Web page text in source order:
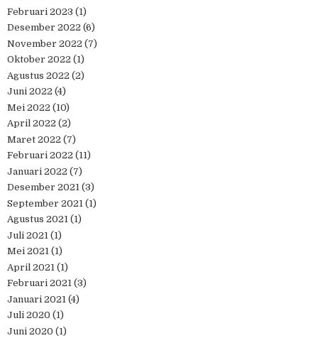
Februari 2023 (1)
Desember 2022 (6)
November 2022 (7)
Oktober 2022 (1)
Agustus 2022 (2)
Juni 2022 (4)
Mei 2022 (10)
April 2022 (2)
Maret 2022 (7)
Februari 2022 (11)
Januari 2022 (7)
Desember 2021 (3)
September 2021 (1)
Agustus 2021 (1)
Juli 2021 (1)
Mei 2021 (1)
April 2021 (1)
Februari 2021 (3)
Januari 2021 (4)
Juli 2020 (1)
Juni 2020 (1)